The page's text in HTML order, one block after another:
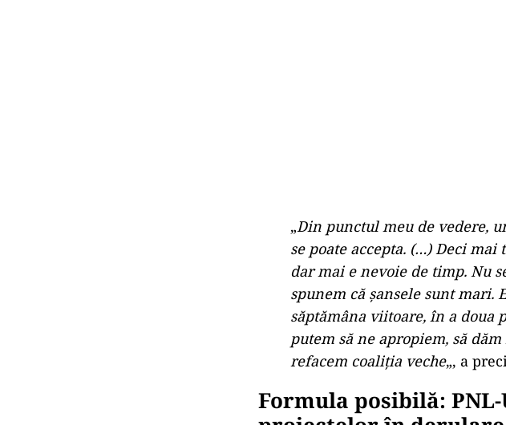
Varianta de rezervă:
acceptată. Termenul de
până la scadența mandatului din